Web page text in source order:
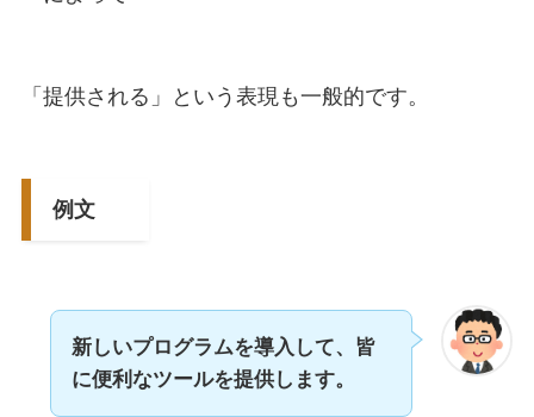
「提供される」という表現も一般的です。
例文
新しいプログラムを導入して、皆
に便利なツールを提供します。